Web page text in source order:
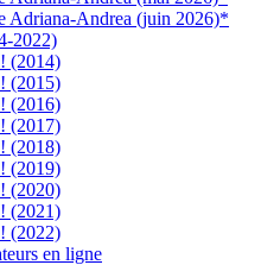
Adriana-Andrea (juin 2026)*
2022)
(2014)
(2015)
(2016)
(2017)
(2018)
(2019)
(2020)
(2021)
(2022)
en ligne